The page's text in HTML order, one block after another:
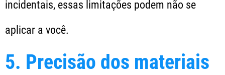
incidentais, essas limitações podem não se
aplicar a você.
5. Precisão dos materiais